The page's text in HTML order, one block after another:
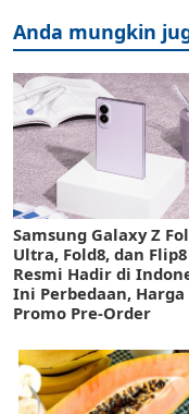
Anda mungkin
Samsung Galaxy Z
Ultra, Fold8, dan Flip8
Resmi Hadir di
Ini Perbedaan, Harga
Promo Pre-Order